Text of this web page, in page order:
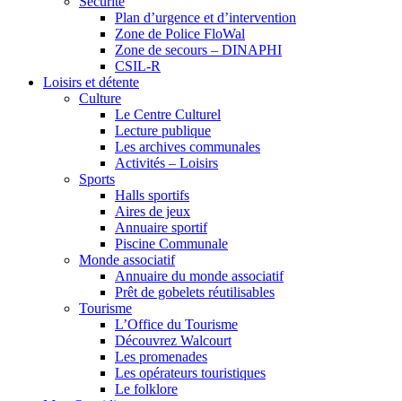
Plan d’urgence et d’intervention
Zone de Police FloWal
Zone de secours – DINAPHI
CSIL-R
Loisirs et détente
Culture
Le Centre Culturel
Lecture publique
Les archives communales
Activités – Loisirs
Sports
Halls sportifs
Aires de jeux
Annuaire sportif
Piscine Communale
Monde associatif
Annuaire du monde associatif
Prêt de gobelets réutilisables
Tourisme
L’Office du Tourisme
Découvrez Walcourt
Les promenades
Les opérateurs touristiques
Le folklore